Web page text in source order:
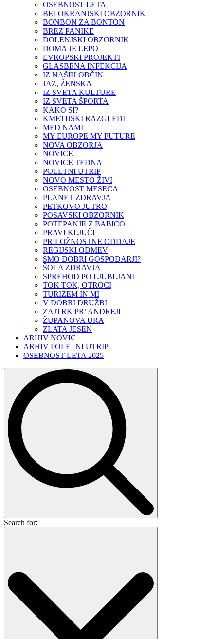
OSEBNOST LETA
BELOKRANJSKI OBZORNIK
BONBON ZA BONTON
BREZ PANIKE
DOLENJSKI OBZORNIK
DOMA JE LEPO
EVROPSKI PROJEKTI
GLASBENA INFEKCIJA
IZ NAŠIH OBČIN
JAZ, ŽENSKA
IZ SVETA KULTURE
IZ SVETA ŠPORTA
KAKO SI?
KMETIJSKI RAZGLEDI
MED NAMI
MY EUROPE MY FUTURE
NOVA OBZORJA
NOVICE
NOVICE TEDNA
POLETNI UTRIP
NOVO MESTO ŽIVI
OSEBNOST MESECA
PLANET ZDRAVJA
PETKOVO JUTRO
POSAVSKI OBZORNIK
POTEPANJE Z BABICO
PRAVI KLJUČI
PRILOŽNOSTNE ODDAJE
REGIJSKI ODMEV
SMO DOBRI GOSPODARJI?
ŠOLA ZDRAVJA
SPREHOD PO LJUBLJANI
TOK TOK, OTROCI
TURIZEM IN MI
V DOBRI DRUŽBI
ZAJTRK PR’ ANDREJI
ŽUPANOVA URA
ZLATA JESEN
ARHIV NOVIC
ARHIV POLETNI UTRIP
OSEBNOST LETA 2025
Search for: